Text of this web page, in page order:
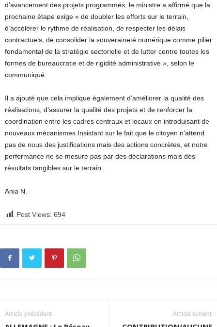
d’avancement des projets programmés, le ministre a affirmé que la
prochaine étape exige « de doubler les efforts sur le terrain,
d’accélérer le rythme de réalisation, de respecter les délais
contractuels, de consolider la souveraineté numérique comme pilier
fondamental de la stratégie sectorielle et de lutter contre toutes les
formes de bureaucratie et de rigidité administrative », selon le
communiqué.
Il a ajouté que cela implique également d’améliorer la qualité des
réalisations, d’assurer la qualité des projets et de renforcer la
coordination entre les cadres centraux et locaux en introduisant de
nouveaux mécanismes Insistant sur le fait que le citoyen n’attend
pas de nous des justifications mais des actions concrètes, et notre
performance ne se mesure pas par des déclarations mais des
résultats tangibles sur le terrain.
Ania N.
Post Views: 694
Article précédent Article suivant